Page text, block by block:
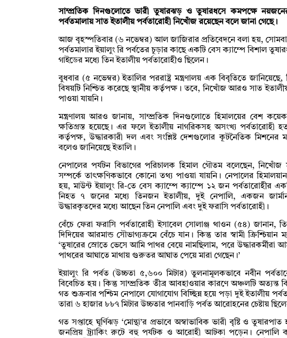
সাম্প্রতিক দিনগুলোতে ভারী তুষারঝড় ও তুষারধসে কমপক্ষে
পর্বতমালায় সাত ইতালীয় পর্বতারোহী নিখোঁজ রয়েছেন বলে জানা গেছে।
আজ বৃহস্পতিবার (৬ নভেম্বর) আল জাজিরার প্রতিবেদনে বলা হয়,
পর্বতমালার ইয়ালুং রি পর্বতের চূড়ার কাছে একটি বেস ক্যাম্পে বিশাল
গাইডের মধ্যে তিন ইতালীয় পর্বতারোহীও ছিলেন।
বুধবার (৫ নভেম্বর) ইতালির পররাষ্ট্র মন্ত্রণালয় এক বিবৃতিতে
বিষয়টি নিশ্চিত করেছে স্থানীয় কর্তৃপক্ষ। তবে, নিখোঁজ আরও সাত
পাওয়া যায়নি।
মন্ত্রণালয় আরও জানায়, সাম্প্রতিক দিনগুলোতে হিমালয়ের বেশ
ক্ষতিগ্রস্ত হয়েছে। এর ফলে ইতালীয় নাগরিকসহ অসংখ্য পর্বতারোহী
কর্তৃপক্ষ, উদ্ধারকারী দল এবং সংশ্লিষ্ট দেশগুলোর কূটনৈতিক মিশনের
বলেও জানিয়েছে ইতালি।
নেপালের পর্যটন বিভাগের পরিচালক হিমাল গৌতম বলেছেন, নিখোঁজ
সম্পর্কে তাৎক্ষণিকভাবে কোনো তথ্য পাওয়া যায়নি। নেপালের
হয়, মাউন্ট ইয়ালুং রি-তে বেস ক্যাম্পে ক্যাম্পে ১২ জন পর্বতারোহীর
নিহত ৭ জনের মধ্যে তিনজন ইতালীয়, দুই নেপালি, একজন
উদ্ধারকৃতদের মধ্যে আছেন তিন নেপালি এবং দুই ফরাসি পর্বতারোহী।
বেঁচে ফেরা ফরাসি পর্বতারোহী ইসাবেল সোলাঞ্জ থাওন (৫৪) জানান,
দিদিয়ের আরমান্ড সৌভাগ্যক্রমে বেঁচে যান। কিন্তু তার স্বামী ক্রিশ্চিয়ান
‘তুষারের স্রোতে ভেসে আমি পাথর বেয়ে নামছিলাম, পরে উদ্ধারকর্মীরা
পাথরের আঘাতে মাথায় গুরুতর আঘাত পেয়ে মারা গেছেন।’
ইয়ালুং রি পর্বত (উচ্চতা ৫,৬০০ মিটার) তুলনামূলকভাবে নবীন
বিবেচিত হয়। কিন্তু সাম্প্রতিক তীব্র আবহাওয়ার কারণে অঞ্চলটি
গত শুক্রবার পশ্চিম নেপালে যোগাযোগ বিচ্ছিন্ন হয়ে পড়া দুই ইতালীয়
তারা ৬ হাজার ৮৮৭ মিটার উচ্চতার পানবাড়ি পর্বত আরোহনের চেষ্টায়
গত সপ্তাহে ঘূর্ণিঝড় ‘মোন্থা’র প্রভাবে অস্বাভাবিক ভারী বৃষ্টি ও
জনপ্রিয় ট্র্যাকিং রুটে বহু পর্যটক ও আরোহী আটকা পড়েন। নেপালি